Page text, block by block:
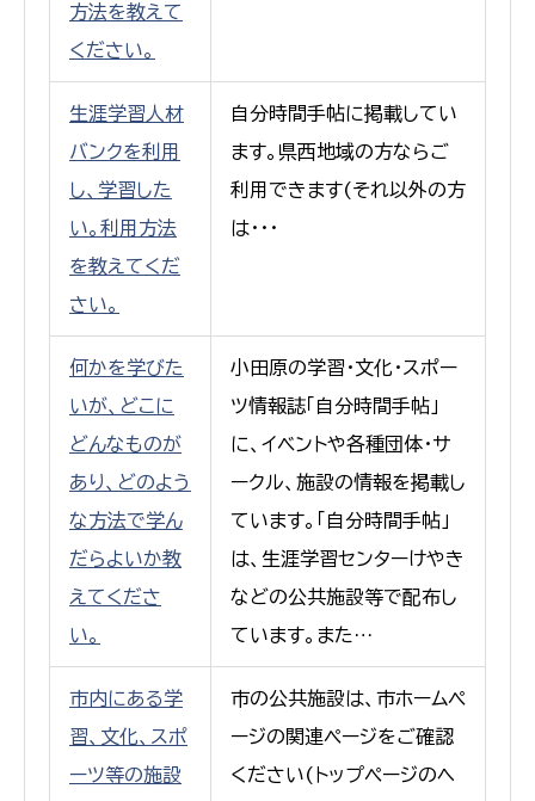
方法を教えて
ください。
生涯学習人材
バンクを利用
し、学習した
い。利用方法
を教えてくだ
さい。
自分時間手帖に掲載してい
ます。県西地域の方ならご
利用できます(それ以外の方
は・・・
何かを学びた
いが、どこに
どんなものが
あり、どのよう
な方法で学ん
だらよいか教
えてくださ
い。
小田原の学習・文化・スポー
ツ情報誌「自分時間手帖」
に、イベントや各種団体・サ
ークル、施設の情報を掲載し
ています。「自分時間手帖」
は、生涯学習センターけやき
などの公共施設等で配布し
ています。また…
市内にある学
習、文化、スポ
ーツ等の施設
市の公共施設は、市ホームペ
ージの関連ページをご確認
ください(トップページのヘ